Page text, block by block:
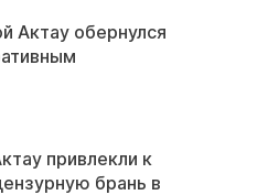
Актау обернулся
привлекли к
брань в